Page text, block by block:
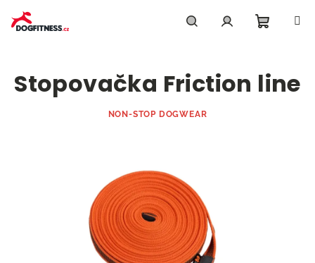
obsah
košík
Stopovačka Friction line
NON-STOP DOGWEAR